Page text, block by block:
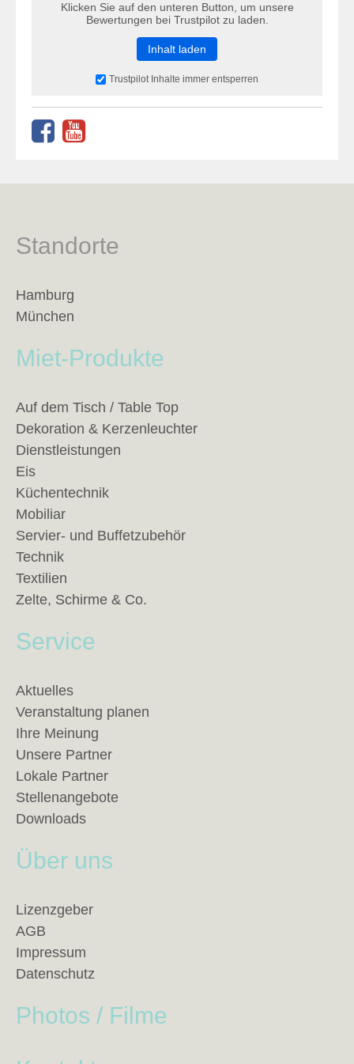
Klicken Sie auf den unteren Button, um unsere
Bewertungen bei Trustpilot zu laden.
Inhalt laden
Trustpilot Inhalte immer entsperren
Standorte
Hamburg
München
Miet-Produkte
Auf dem Tisch / Table Top
Dekoration & Kerzenleuchter
Dienstleistungen
Eis
Küchentechnik
Mobiliar
Servier- und Buffetzubehör
Technik
Textilien
Zelte, Schirme & Co.
Service
Aktuelles
Veranstaltung planen
Ihre Meinung
Unsere Partner
Lokale Partner
Stellenangebote
Downloads
Über uns
Lizenzgeber
AGB
Impressum
Datenschutz
Photos / Filme